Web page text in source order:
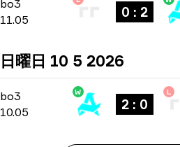
bo3 Group Stage
bo3
11.05
0 : 2
日曜日 10 5 2026
bo3 Group Stage-
bo3
10.05
W
2 : 0
L